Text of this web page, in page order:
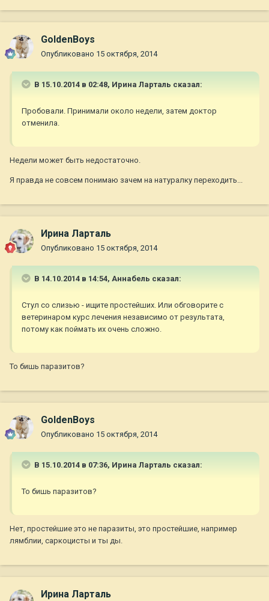
GoldenBoys
Опубликовано 15 октября, 2014
В 15.10.2014 в 02:48, Ирина Ларталь сказал:
Пробовали. Принимали около недели, затем доктор
отменила.
Недели может быть недостаточно.
Я правда не совсем понимаю зачем на натуралку переходить...
Ирина Ларталь
Опубликовано 15 октября, 2014
В 14.10.2014 в 14:54, Aннaбель сказал:
Стул со слизью - ищите простейших. Или обговорите с
ветеринаром курс лечения независимо от результата,
потому как поймать их очень сложно.
То бишь паразитов?
GoldenBoys
Опубликовано 15 октября, 2014
В 15.10.2014 в 07:36, Ирина Ларталь сказал:
То бишь паразитов?
Нет, простейшие это не паразиты, это простейшие, например
лямблии, саркоцисты и ты ды.
Ирина Ларталь